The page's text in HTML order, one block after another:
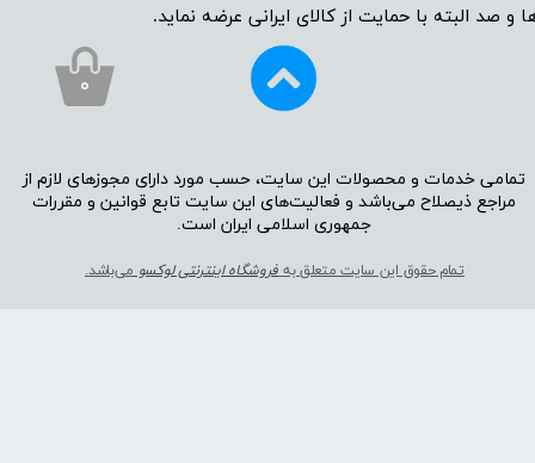
و صد البته با حمایت از کالای ایرانی عرضه نماید.
تمامی خدمات و محصولات این سایت، حسب مورد دارای مجوز‌‌‌‌های لازم از
مراجع ذیصلاح می‌باشد و فعالیت‌‌‌‌های این سایت تابع قوانین و مقررات
جمهوری اسلامی ایران است.​​​​​​​
تمام حقوق این سایت متعلق بهفروشگاه اینترنتی لوکسومی‌باشد.
۰